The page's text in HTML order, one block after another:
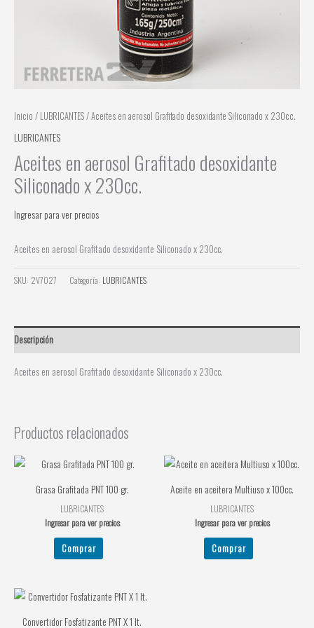
Inicio / LUBRICANTES/ Aceites en aerosol Grafitado desoxidante Siliconado x 230cc.
LUBRICANTES
Aceites en aerosol Grafitado desoxidante
Siliconado x 230cc.
Ingresar para ver precios
Aceites en aerosol Grafitado desoxidante Siliconado x 230cc.
SKU: 2V7027 Categoría: LUBRICANTES
Descripción
Aceites en aerosol Grafitado desoxidante Siliconado x 230cc.
Productos relacionados
Grasa Grafitada PNT 100 gr.
LUBRICANTES
Ingresar para ver precios
Comprar
Aceite en aceitera Multiuso x 100cc.
LUBRICANTES
Ingresar para ver precios
Comprar
Convertidor Fosfatizante PNT X 1 lt.